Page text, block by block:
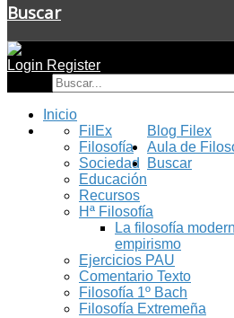
Buscar
Login Register
Inicio
Blog Filex
FilEx
Filosofía
Sociedad
Educación
Recursos
Aula de
Hª Filosofía
La filosofía
empirismo
Ejercicios PAU
Comentario Texto
Filosofía 1º Bach
Filosofía Extremeña
Buscar